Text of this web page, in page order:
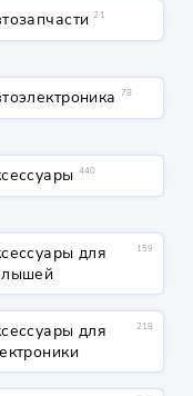
21
78
440
для
159
для
218